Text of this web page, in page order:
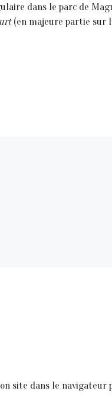
dans le parc de
(en majeure partie sur
site dans le navigateur